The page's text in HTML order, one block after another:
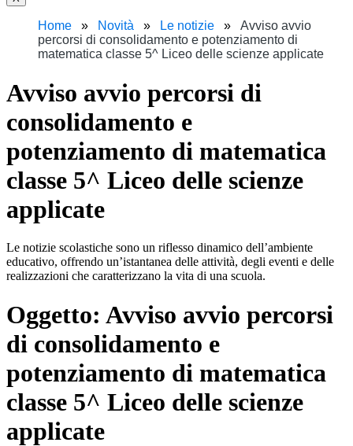
Home Novità Le notizie
Avviso avvio
percorsi di consolidamento e potenziamento di
matematica classe 5^ Liceo delle scienze applicate
Avviso avvio percorsi di
consolidamento e
potenziamento di matematica
classe 5^ Liceo delle scienze
applicate
Le notizie scolastiche sono un riflesso dinamico dell’ambiente
educativo, offrendo un’istantanea delle attività, degli eventi e delle
realizzazioni che caratterizzano la vita di una scuola.
Oggetto: Avviso avvio percorsi
di consolidamento e
potenziamento di matematica
classe 5^ Liceo delle scienze
applicate